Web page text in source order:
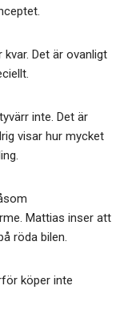
Det är ovanligt
inte. Det är
visar hur mycket
Mattias inser att
röda bilen.
köper inte